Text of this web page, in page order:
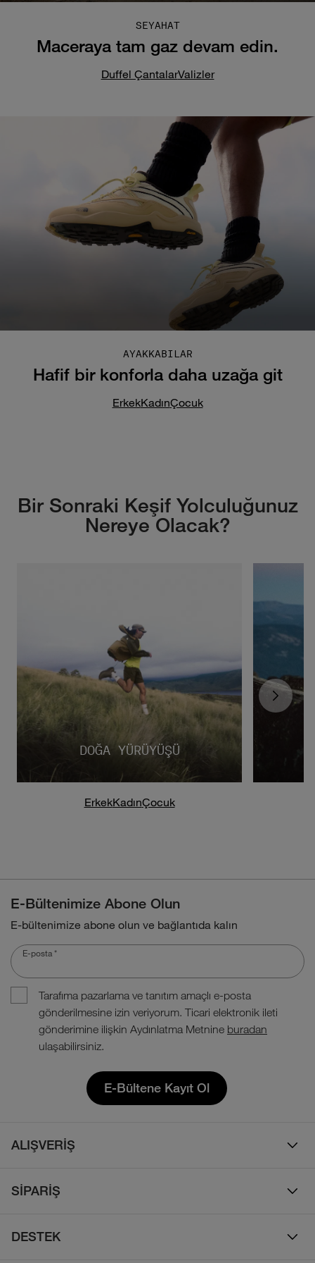
SEYAHAT
Maceraya tam gaz devam edin.
Duffel ÇantalarValizler
AYAKKABILAR
Hafif bir konforla daha uzağa git
ErkekKadınÇocuk
Bir Sonraki Keşif Yolculuğunuz
Nereye Olacak?
DOĞA YÜRÜYÜŞÜ
ErkekKadınÇocuk
E-Bültenimize Abone Olun
E-bültenimize abone olun ve bağlantıda kalın
E-posta *
Tarafıma pazarlama ve tanıtım amaçlı e-posta
gönderilmesine izin veriyorum. Ticari elektronik ileti
gönderimine ilişkin Aydınlatma Metnine buradan
ulaşabilirsiniz.
E-Bültene Kayıt Ol
ALIŞVERİŞ
Çocuk
SİPARİŞ
DESTEK